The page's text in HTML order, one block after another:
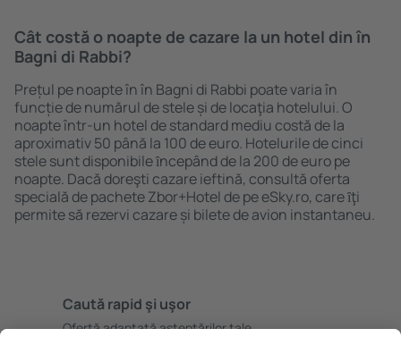
Cât costă o noapte de cazare la un hotel din în
Bagni di Rabbi?
Prețul pe noapte în în Bagni di Rabbi poate varia în
funcție de numărul de stele și de locaţia hotelului. O
noapte într-un hotel de standard mediu costă de la
aproximativ 50 până la 100 de euro. Hotelurile de cinci
stele sunt disponibile ȋncepând de la 200 de euro pe
noapte. Dacă doreşti cazare ieftină, consultă oferta
specială de pachete Zbor+Hotel de pe eSky.ro, care ȋţi
permite să rezervi cazare și bilete de avion instantaneu.
Caută rapid şi uşor
Ofertă adaptată aşteptărilor tale.